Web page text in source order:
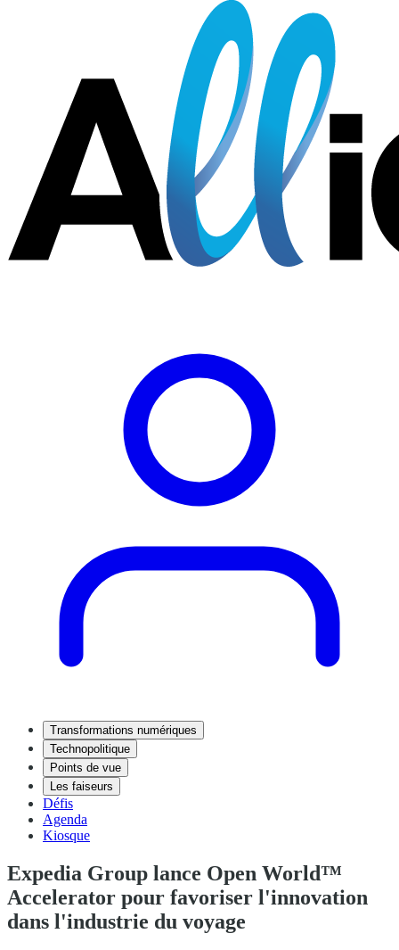
Transformations numériques
Technopolitique
Points de vue
Les faiseurs
Défis
Agenda
Kiosque
Expedia Group lance Open World™
Accelerator pour favoriser l'innovation
dans l'industrie du voyage